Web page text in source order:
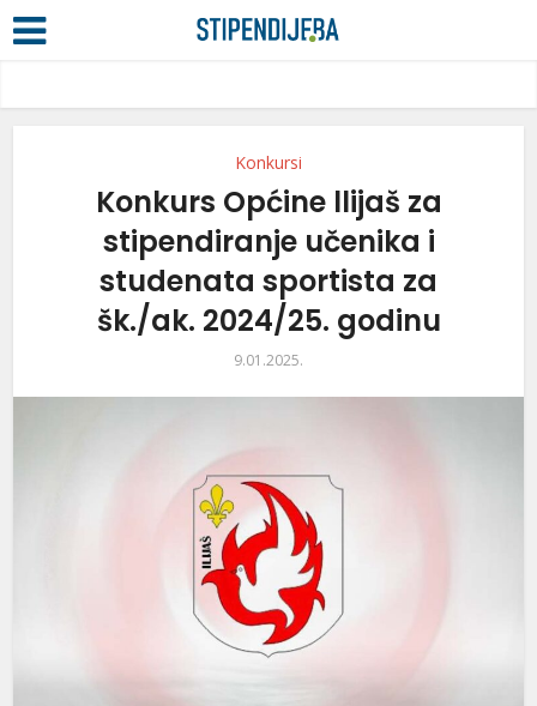
Konkursi
Konkurs Općine llijaš za
stipendiranje učenika i
studenata sportista za
šk./ak. 2024/25. godinu
9.01.2025.